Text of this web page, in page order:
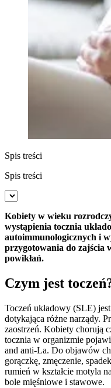
Spis treści
Spis treści
Kobiety w wieku
wystąpienia tocznia
autoimmunologicznych i
przygotowania do zajścia
powikłań.
Czym jest
Toczeń układowy (SLE)
dotykająca różne narządy.
zaostrzeń. Kobiety chorują
tocznia w organizmie
and anti-La. Do objawów
gorączkę, zmęczenie,
rumień w kształcie motyla
bole mięśniowe i stawowe.